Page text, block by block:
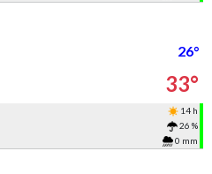
26°
33°
14 h
26 %
0 mm